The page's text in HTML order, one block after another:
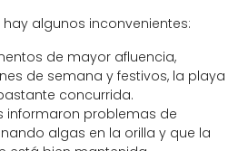
algunos inconvenientes:
de mayor afluencia,
de semana y festivos, la playa
concurrida.
informaron problemas de
algas en la orilla y que la